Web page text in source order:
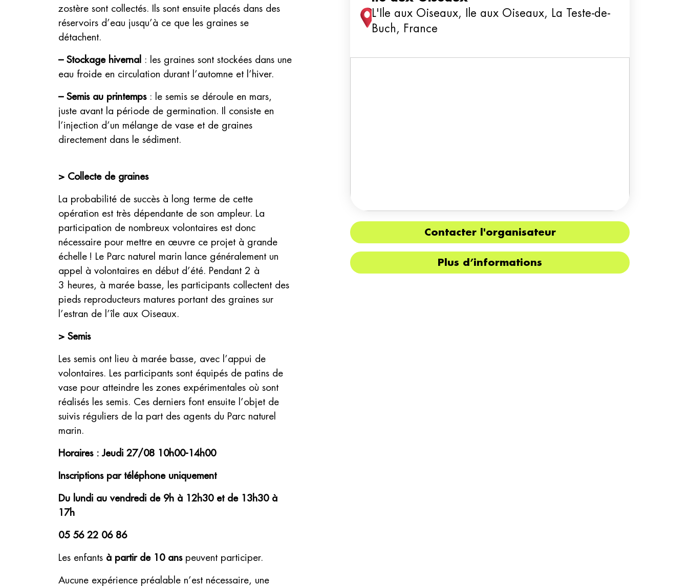
zostère sont collectés. Ils sont ensuite placés dans des
réservoirs d’eau jusqu’à ce que les graines se
détachent.
– Stockage hivernal
: les graines sont stockées dans une
eau froide en circulation durant l’automne et l’hiver.
– Semis au printemps: le semis se déroule en mars,
juste avant la période de germination. Il consiste en
l’injection d’un mélange de vase et de graines
directement dans le sédiment.
> Collecte de graines
La probabilité de succès à long terme de cette
opération est très dépendante de son ampleur. La
participation de nombreux volontaires est donc
nécessaire pour mettre en œuvre ce projet à grande
échelle ! Le Parc naturel marin lance généralement un
appel à volontaires en début d’été. Pendant 2 à
3 heures, à marée basse, les participants collectent des
pieds reproducteurs matures portant des graines sur
l’estran de l’île aux Oiseaux.
> Semis
Les semis ont lieu à marée basse, avec l’appui de
volontaires. Les participants sont équipés de patins de
vase pour atteindre les zones expérimentales où sont
réalisés les semis. Ces derniers font ensuite l’objet de
suivis réguliers de la part des agents du Parc naturel
marin.
Horaires : Jeudi 27/08 10h00-14h00
Inscriptions par téléphone uniquement
Du lundi au vendredi de 9h à 12h30 et de 13h30 à
17h
05 56 22 06 86
Les enfants à partir de 10 anspeuvent participer.
Aucune expérience préalable n’est nécessaire, une
L'Ile aux Oiseaux, Ile aux Oiseaux, La Teste-de-
Buch, France
Contacter l'organisateur
Plus d’informations